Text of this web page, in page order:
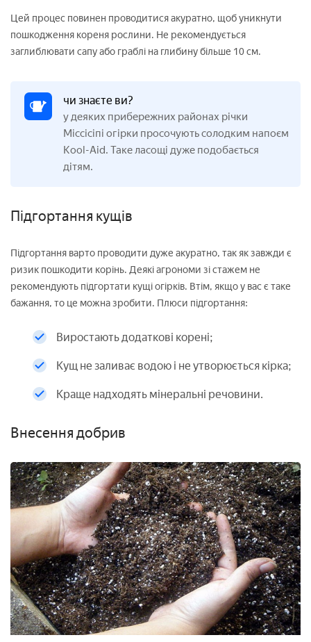
Цей процес повинен проводитися акуратно, щоб уникнути
пошкодження кореня рослини. Не рекомендується
заглиблювати сапу або граблі на глибину більше 10 см.
чи знаєте ви?
у деяких прибережних районах річки
Міссісіпі огірки просочують солодким напоєм
Kool-Aid. Таке ласощі дуже подобається
дітям.
Підгортання кущів
Підгортання варто проводити дуже акуратно, так як завжди є
ризик пошкодити корінь. Деякі агрономи зі стажем не
рекомендують підгортати кущі огірків. Втім, якщо у вас є таке
бажання, то це можна зробити. Плюси підгортання:
Виростають додаткові корені;
Кущ не заливає водою і не утворюється кірка;
Краще надходять мінеральні речовини.
Внесення добрив